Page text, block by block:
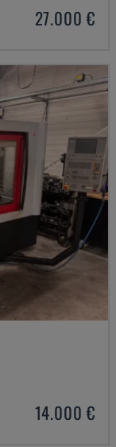
27.000 €
14.000 €